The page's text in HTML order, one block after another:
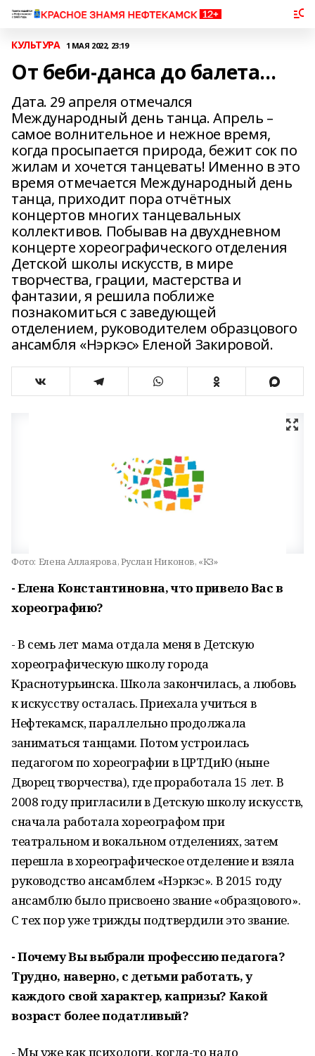
КУЛЬТУРА 1 МАЯ 2022, 23:19
От беби-данса до балета…
Дата. 29 апреля отмечался
Международный день танца. Апрель –
самое волнительное и нежное время,
когда просыпается природа, бежит сок по
жилам и хочется танцевать! Именно в это
время отмечается Международный день
танца, приходит пора отчётных
концертов многих танцевальных
коллективов. Побывав на двухдневном
концерте хореографического отделения
Детской школы искусств, в мире
творчества, грации, мастерства и
фантазии, я решила поближе
познакомиться с заведующей
отделением, руководителем образцового
ансамбля «Нэркэс» Еленой Закировой.
Фото: Елена Аллаярова, Руслан Никонов, «КЗ»
- Елена Константиновна, что привело Вас в
хореографию?
- В семь лет мама отдала меня в Детскую
хореографическую школу города
Краснотурьинска. Школа закончилась, а любовь
к искусству осталась. Приехала учиться в
Нефтекамск, параллельно продолжала
заниматься танцами. Потом устроилась
педагогом по хореографии в ЦРТДиЮ (ныне
Дворец творчества), где проработала 15 лет. В
2008 году пригласили в Детскую школу искусств,
сначала работала хореографом при
театральном и вокальном отделениях, затем
перешла в хореографическое отделение и взяла
руководство ансамблем «Нэркэс». В 2015 году
ансамблю было присвоено звание «образцового».
С тех пор уже трижды подтвердили это звание.
- Почему Вы выбрали профессию педагога?
Трудно, наверно, с детьми работать, у
каждого свой характер, капризы? Какой
возраст более податливый?
- Мы уже как психологи, когда-то надо